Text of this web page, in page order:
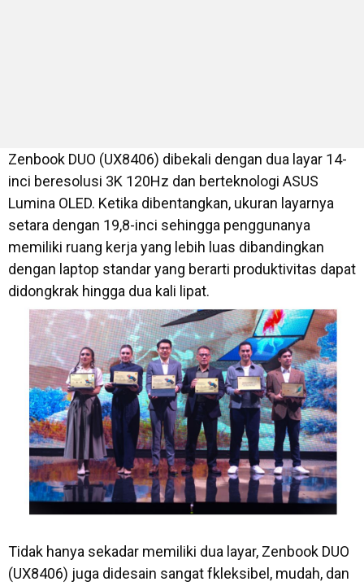
Zenbook DUO (UX8406) dibekali dengan dua layar 14-
inci beresolusi 3K 120Hz dan berteknologi ASUS
Lumina OLED. Ketika dibentangkan, ukuran layarnya
setara dengan 19,8-inci sehingga penggunanya
memiliki ruang kerja yang lebih luas dibandingkan
dengan laptop standar yang berarti produktivitas dapat
didongkrak hingga dua kali lipat.
Tidak hanya sekadar memiliki dua layar, Zenbook DUO
(UX8406) juga didesain sangat fkleksibel, mudah, dan